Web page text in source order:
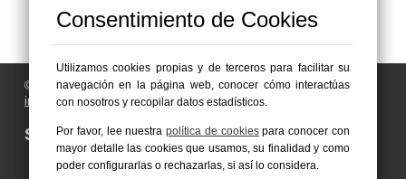
Enero 2014
© 2006 - 2026 Portal de Abarán Noticias
info@portaldeabaran.es
Síguenos en:
Consentimiento de Cookies
Utilizamos cookies propias y de terceros para facilitar su
navegación en la página web, conocer cómo interactúas
con nosotros y recopilar datos estadísticos.
Por favor, lee nuestrapolítica de cookiespara conocer con
mayor detalle las cookies que usamos, su finalidad y como
poder configurarlas o rechazarlas, si así lo considera.